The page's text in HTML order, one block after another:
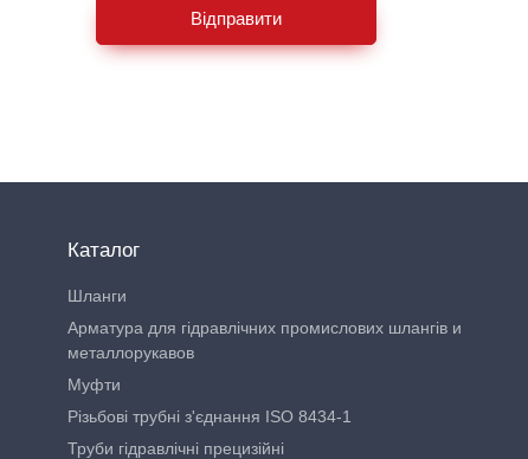
Відправити
Каталог
Шланги
Арматура для гідравлічних промислових шлангів и
металлорукавов
Муфти
Різьбові трубні з'єднання ISO 8434-1
Труби гідравлічні прецизійні